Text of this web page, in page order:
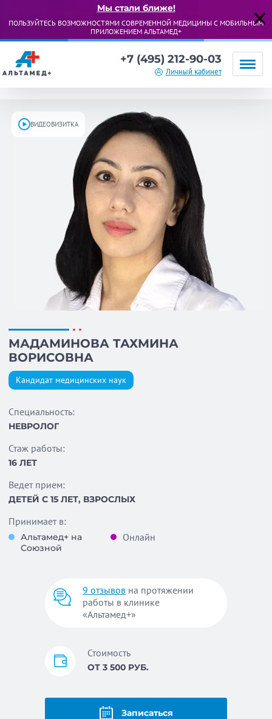
Мы стали ближе!
ПОЛЬЗУЙТЕСЬ ВОЗМОЖНОСТЯМИ СОВРЕМЕННОЙ МЕДИЦИНЫ С МОБИЛЬНЫМ
ПРИЛОЖЕНИЕМ АЛЬТАМЕД+
+7 (495) 212-90-03
Личный кабинет
ВИДЕОВИЗИТКА
МАДАМИНОВА ТАХМИНА
ВОРИСОВНА
Кандидат медицинских наук
Специальность:
НЕВРОЛОГ
Стаж работы:
16 ЛЕТ
Ведет прием:
ДЕТЕЙ С 15 ЛЕТ, ВЗРОСЛЫХ
Принимает в:
Альтамед+ на
Союзной
Онлайн
9 отзывов на протяжении
работы в клинике
«Альтамед+»
Стоимость
ОТ 3 500 РУБ.
Записаться